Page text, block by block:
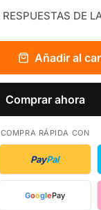
DE
Añadir al
Comprar ahora
COMPRA RÁPIDA CON
PayPal
GooglePay